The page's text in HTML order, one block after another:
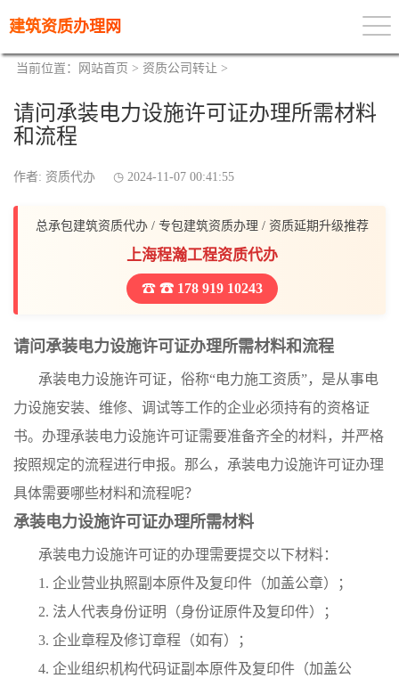
建筑资质办理网
当前位置： 网站首页 > 资质公司转让 >
请问承装电力设施许可证办理所需材料
和流程
作者: 资质代办 2024-11-07 00:41:55
总承包建筑资质代办 / 专包建筑资质办理 / 资质延期升级推荐
上海程瀚工程资质代办
☎ 178 919 10243
请问承装电力设施许可证办理所需材料和流程
承装电力设施许可证，俗称“电力施工资质”，是从事电
力设施安装、维修、调试等工作的企业必须持有的资格证
书。办理承装电力设施许可证需要准备齐全的材料，并严格
按照规定的流程进行申报。那么，承装电力设施许可证办理
具体需要哪些材料和流程呢？
承装电力设施许可证办理所需材料
承装电力设施许可证的办理需要提交以下材料：
1. 企业营业执照副本原件及复印件（加盖公章）；
2. 法人代表身份证明（身份证原件及复印件）；
3. 企业章程及修订章程（如有）；
4. 企业组织机构代码证副本原件及复印件（加盖公